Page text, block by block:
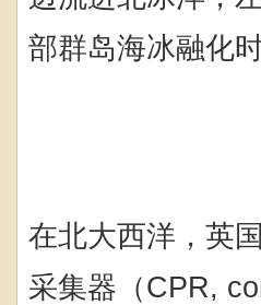
部群岛海冰融化
在北大西洋，英
采集器（CPR,